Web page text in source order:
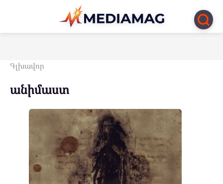
Перейти
контенту
Գլխավոր
անիմաստ